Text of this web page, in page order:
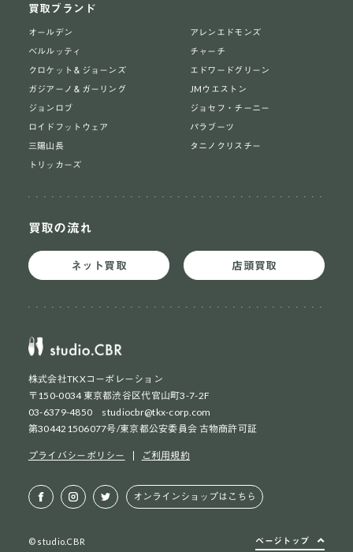
ネット買取 初めての方
買取ブランド
オールデン
アレンエドモンズ
ベルルッティ
チャーチ
クロケット＆ジョーンズ
エドワードグリーン
ガジアーノ＆ガーリング
JMウエストン
ジョンロブ
ジョセフ・チーニー
ロイドフットウェア
パラブーツ
三陽山長
タニノクリスチー
トリッカーズ
株式会社TKXコーポレーション
〒150-0034 東京都渋谷区代官山町3-7-2F
03-6379-4850 studiocbr@tkx-corp.com
第304421506077号/東京都公安委員会 古物商許可証
プライバシーポリシー ご利用規約
オンラインショップはこちら
買取の流れ
ネット買取 店頭買取
© studio.CBR ページトップ